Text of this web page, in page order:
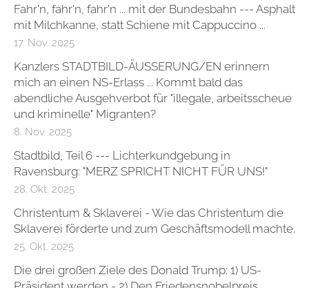
Fahr'n, fahr'n, fahr'n ... mit der Bundesbahn --- Asphalt
mit Milchkanne, statt Schiene mit Cappuccino ...
17. Nov. 2025
Kanzlers STADTBILD-ÄUSSERUNG/EN erinnern
mich an einen NS-Erlass ... Kommt bald das
abendliche Ausgehverbot für "illegale, arbeitsscheue
und kriminelle" Migranten?
8. Nov. 2025
Stadtbild, Teil 6 --- Lichterkundgebung in
Ravensburg: "MERZ SPRICHT NICHT FÜR UNS!"
28. Okt. 2025
Christentum & Sklaverei - Wie das Christentum die
Sklaverei förderte und zum Geschäftsmodell machte.
25. Okt. 2025
Die drei großen Ziele des Donald Trump: 1) US-